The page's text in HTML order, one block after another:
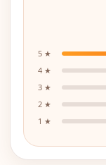
5 ★
4 ★
3 ★
2 ★
1 ★